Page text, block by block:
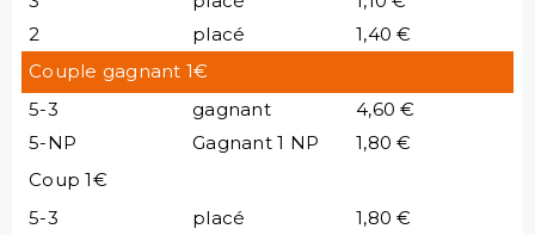
2
placé
1,40 €
Couple gagnant 1€
5-3
gagnant
4,60 €
5-NP
Gagnant 1 NP
1,80 €
Coup 1€
5-3
placé 1,80 €